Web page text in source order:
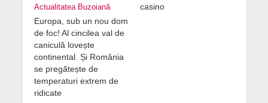
Actualitatea Buzoiană
Europa, sub un nou dom
de foc! Al cincilea val de
caniculă lovește
continental. Și România
se pregătește de
temperaturi extrem de
ridicate
casino